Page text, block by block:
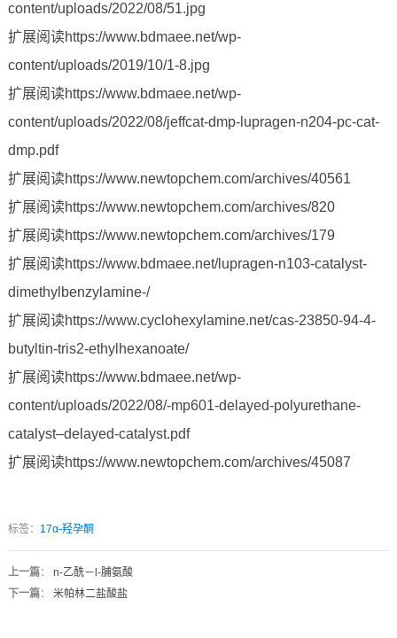
content/uploads/2022/08/51.jpg
扩展阅读https://www.bdmaee.net/wp-
content/uploads/2019/10/1-8.jpg
扩展阅读https://www.bdmaee.net/wp-
content/uploads/2022/08/jeffcat-dmp-lupragen-n204-pc-cat-
dmp.pdf
扩展阅读https://www.newtopchem.com/archives/40561
扩展阅读https://www.newtopchem.com/archives/820
扩展阅读https://www.newtopchem.com/archives/179
扩展阅读https://www.bdmaee.net/lupragen-n103-catalyst-
dimethylbenzylamine-/
扩展阅读https://www.cyclohexylamine.net/cas-23850-94-4-
butyltin-tris2-ethylhexanoate/
扩展阅读https://www.bdmaee.net/wp-
content/uploads/2022/08/-mp601-delayed-polyurethane-
catalyst–delayed-catalyst.pdf
扩展阅读https://www.newtopchem.com/archives/45087
标签： 17α-羟孕酮
上一篇： n-乙酰－l-脯氨酸
下一篇： 米帕林二盐酸盐